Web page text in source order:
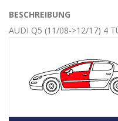
BESCHREIBUNG
AUDI Q5 (11/08->12/17) 4